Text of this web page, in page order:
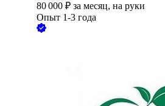
80 000 ₽ за месяц, на руки
Опыт 1-3 года